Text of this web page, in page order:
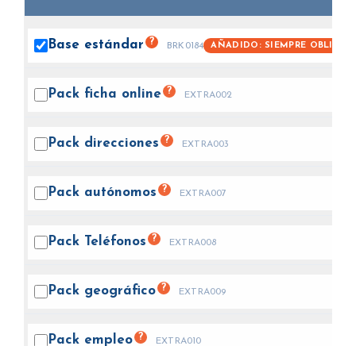
Base estándar ? BRK0184 AÑADIDO: SIEMPRE
Pack ficha online ? EXTRA002
Pack direcciones ? EXTRA003
Pack autónomos ? EXTRA007
Pack Teléfonos ? EXTRA008
Pack geográfico ? EXTRA009
Pack empleo ? EXTRA010